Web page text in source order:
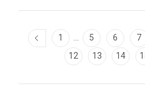
1 5 6 7
12
13 14